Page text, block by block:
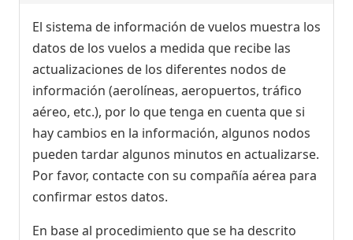
El sistema de información de vuelos muestra los
datos de los vuelos a medida que recibe las
actualizaciones de los diferentes nodos de
información (aerolíneas, aeropuertos, tráfico
aéreo, etc.), por lo que tenga en cuenta que si
hay cambios en la información, algunos nodos
pueden tardar algunos minutos en actualizarse.
Por favor, contacte con su compañía aérea para
confirmar estos datos.
En base al procedimiento que se ha descrito